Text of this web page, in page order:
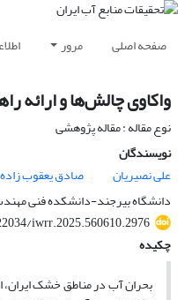
صفحه اصلی مرور
واکاوی چالش‌ها و ارائه
نوع مقاله : مقاله پژوهشی
نویسندگان
علی نصیریان
صادق یعقوب زاده
دانشگاه بیرجند-دانشکده فنی
iwrr.2025.560610.2976
چکیده
بحران آب در مناطق خشک